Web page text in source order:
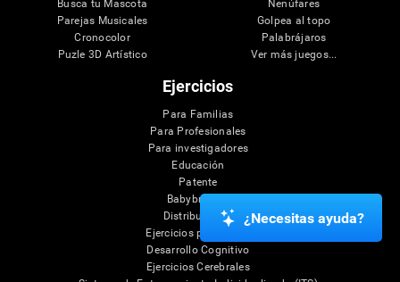
memory
good
¿Te ha gustado esta opinión?
29 abril 2026
¿Necesitas ayuda?